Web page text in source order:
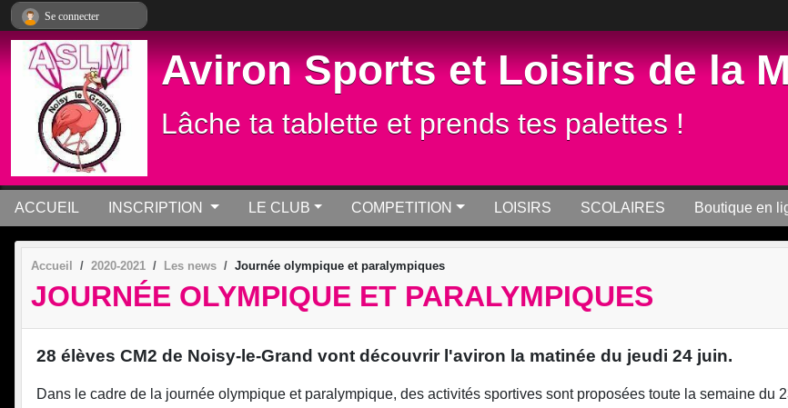
Aviron Sports et Loisirs de la
Lâche ta tablette et prends tes palettes !
ACCUEIL INSCRIPTION LE CLUB COMPETITION LOISIRS SCOLAIRES Boutique en
Accueil 2020-2021 Les news Journée olympique et paralympiques
JOURNÉE OLYMPIQUE ET PARALYMPIQUES
28 élèves CM2 de Noisy-le-Grand vont découvrir l'aviron la matinée du jeudi 24 juin.
Dans le cadre de la journée olympique et paralympique, des activités sportives sont proposées toute la semaine du
Se connecter
Panneau de gestion des cookies